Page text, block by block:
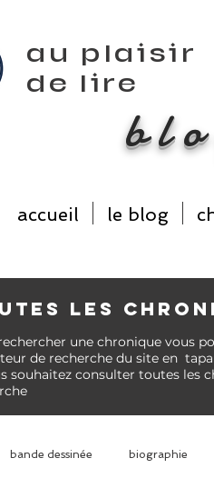
au plaisir
de lire
accueil le blog
LES
une chronique vous
de recherche du site en
souhaitez consulter toutes les
bande dessinée biographie